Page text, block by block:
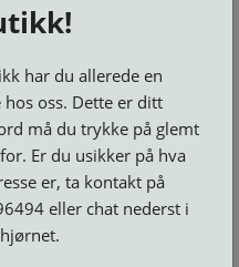
har du allerede en
oss. Dette er ditt
må du trykke på glemt
Er du usikker på hva
er, ta kontakt på
eller chat nederst i